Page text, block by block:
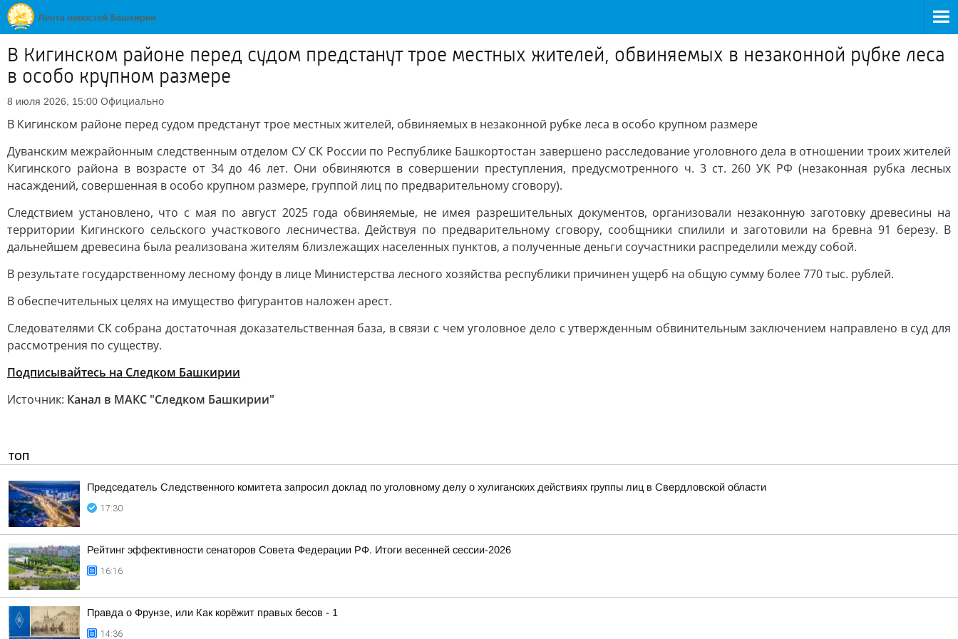
В Кигинском районе перед судом предстанут трое местных жителей, обвиняемых в незаконной рубке леса
в особо крупном размере
8 июля 2026, 15:00 Официально
В Кигинском районе перед судом предстанут трое местных жителей, обвиняемых в незаконной рубке леса в особо крупном размере
Дуванским межрайонным следственным отделом СУ СК России по Республике Башкортостан завершено расследование уголовного дела в отношении троих жителей
Кигинского района в возрасте от 34 до 46 лет. Они обвиняются в совершении преступления, предусмотренного ч. 3 ст. 260 УК РФ (незаконная рубка лесных
насаждений, совершенная в особо крупном размере, группой лиц по предварительному сговору).
Следствием установлено, что с мая по август 2025 года обвиняемые, не имея разрешительных документов, организовали незаконную заготовку древесины на
территории Кигинского сельского участкового лесничества. Действуя по предварительному сговору, сообщники спилили и заготовили на бревна 91 березу. В
дальнейшем древесина была реализована жителям близлежащих населенных пунктов, а полученные деньги соучастники распределили между собой.
В результате государственному лесному фонду в лице Министерства лесного хозяйства республики причинен ущерб на общую сумму более 770 тыс. рублей.
В обеспечительных целях на имущество фигурантов наложен арест.
Следователями СК собрана достаточная доказательственная база, в связи с чем уголовное дело с утвержденным обвинительным заключением направлено в суд для
рассмотрения по существу.
Подписывайтесь на Следком Башкирии
Источник: Канал в МАКС "Следком Башкирии"
ТОП
Председатель Следственного комитета запросил доклад по уголовному делу о хулиганских действиях группы лиц в Свердловской области
17:30
Рейтинг эффективности сенаторов Совета Федерации РФ. Итоги весенней сессии-2026
16:16
Правда о Фрунзе, или Как корёжит правых бесов - 1
14:36